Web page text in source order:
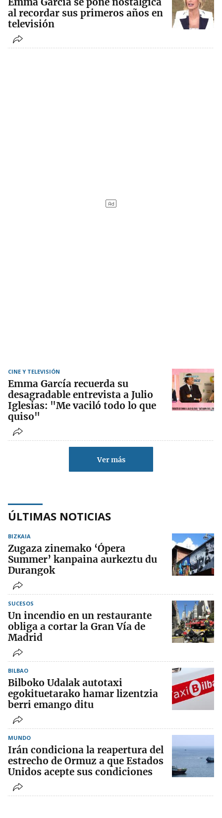
al recordar sus primeros años en
televisión
CINE Y TELEVISIÓN
Emma García recuerda su
desagradable entrevista a Julio
Iglesias: "Me vaciló todo lo que
quiso"
Ver más
ÚLTIMAS NOTICIAS
BIZKAIA
Zugaza zinemako ‘Ópera
Summer’ kanpaina aurkeztu du
Durangok
SUCESOS
Un incendio en un restaurante
obliga a cortar la Gran Vía de
Madrid
BILBAO
Bilboko Udalak autotaxi
egokituetarako hamar lizentzia
berri emango ditu
MUNDO
Irán condiciona la reapertura del
estrecho de Ormuz a que Estados
Unidos acepte sus condiciones